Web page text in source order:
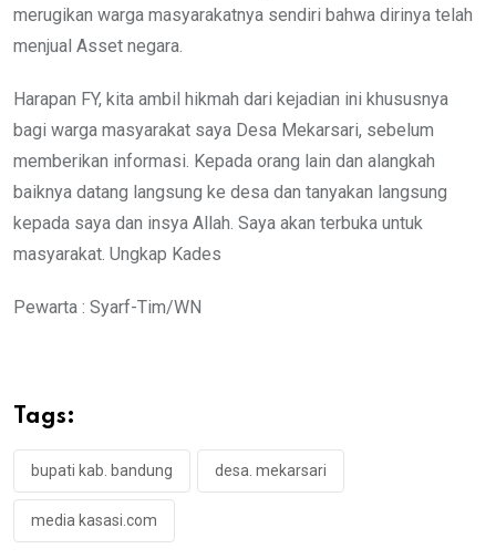
merugikan warga masyarakatnya sendiri bahwa dirinya telah
menjual Asset negara.
Harapan FY, kita ambil hikmah dari kejadian ini khususnya
bagi warga masyarakat saya Desa Mekarsari, sebelum
memberikan informasi. Kepada orang lain dan alangkah
baiknya datang langsung ke desa dan tanyakan langsung
kepada saya dan insya Allah. Saya akan terbuka untuk
masyarakat. Ungkap Kades
Pewarta : Syarf-Tim/WN
Tags:
bupati kab. bandung desa. mekarsari
media kasasi.com